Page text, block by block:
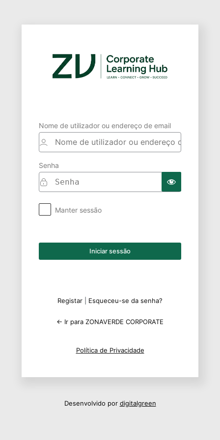
sessão
Nome de utilizador ou endereço de email
Senha
Manter sessão
Registar Esqueceu-se da senha?
← Ir para ZONAVERDE CORPORATE
Política de Privacidade
Desenvolvido por digitalgreen